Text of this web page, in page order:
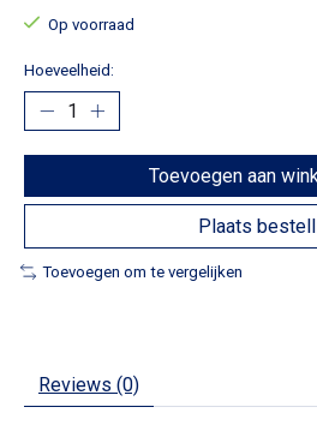
Op voorraad
Hoeveelheid:
Toevoegen aan
Plaats
Toevoegen om te vergelijken
Reviews (0)